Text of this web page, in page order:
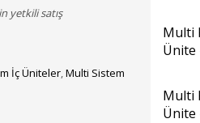
yetkili satış
İç Üniteler,Multi Sistem
Multi
Ünite
Multi
Ünite